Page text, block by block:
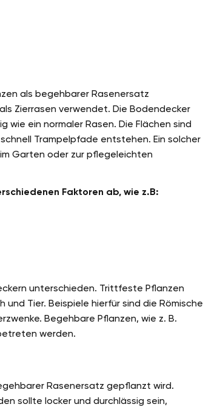
als begehbarer Rasenersatz
Zierrasen verwendet. Die Bodendecker
ein normaler Rasen. Die Flächen sind
Trampelpfade entstehen. Ein solcher
Garten oder zur pflegeleichten
Faktoren ab, wie z.B:
unterschieden. Trittfeste Pflanzen
Tier. Beispiele hierfür sind die Römische
Begehbare Pflanzen, wie z. B.
werden.
Rasenersatz gepflanzt wird.
sollte locker und durchlässig sein,